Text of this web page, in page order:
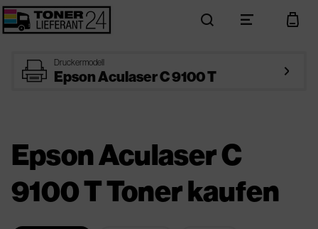
search menu cart
printer Druckermodell
Epson Aculaser C 9100 T arrow_right
Epson Aculaser C
9100 T Toner kaufen